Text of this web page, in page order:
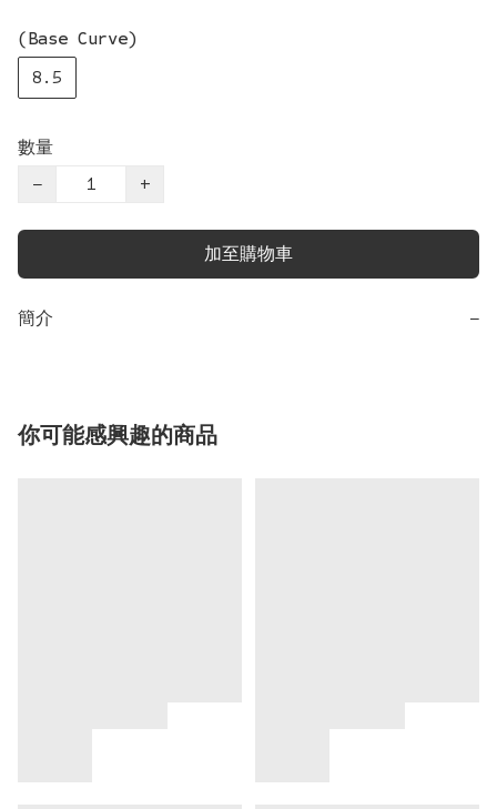
(Base Curve)
8.5
數量
−
+
加至購物車
簡介 −
你可能感興趣的商品